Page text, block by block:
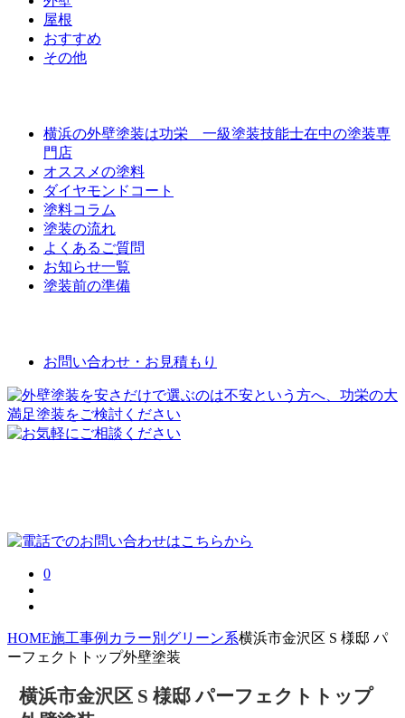
屋根
おすすめ
その他
横浜の外壁塗装は功栄 一級塗装技能士在中の塗装専
門店
オススメの塗料
ダイヤモンドコート
塗料コラム
塗装の流れ
よくあるご質問
お知らせ一覧
塗装前の準備
お問い合わせ・お見積もり
0
HOME施工事例 カラー別 グリーン系横浜市金沢区 S 様邸 パ
ーフェクトトップ外壁塗装
横浜市金沢区 S 様邸 パーフェクトトップ